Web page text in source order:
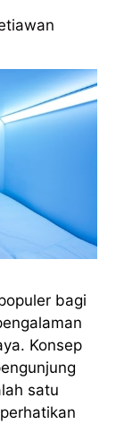
bagi
Konsep
satu